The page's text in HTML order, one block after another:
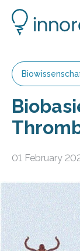
01 February